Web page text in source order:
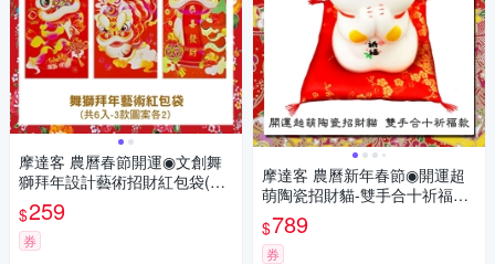
摩達客 農曆春節開運◉文創舞
獅拜年設計藝術招財紅包袋(6
入)
$259
券
摩達客 農曆新年春節◉開運超
萌陶瓷招財貓-雙手合十祈福款/
撲滿存錢桶擺飾桌飾(含坐墊)
$789
券